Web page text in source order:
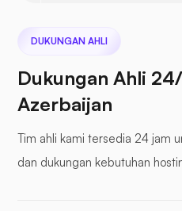
File Laut
DUKUNGAN AHLI
Dukungan Ahli
Azerbaijan
Tim ahli kami tersedia 24 jam
dan dukungan kebutuhan